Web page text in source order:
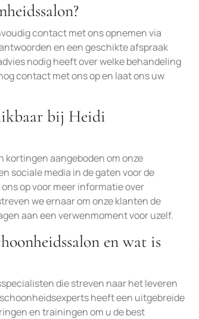
contact met ons opnemen via
en een geschikte afspraak
nodig heeft over welke behandeling
contact met ons op en laat ons uw
bij Heidi
kortingen aangeboden om onze
sociale media in de gaten voor de
op voor meer informatie over
we ernaar om onze klanten de
aan een verwenmoment voor uzelf.
en wat is
die streven naar het leveren
heeft een uitgebreide
en trainingen om u de best